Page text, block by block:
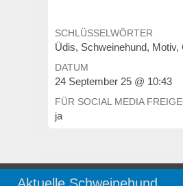
SCHLÜSSELWÖRTER
Üdis, Schweinehund,
DATUM
24 September 25 @ 10:43
FÜR SOCIAL MEDIA
ja
Verwandte Themen